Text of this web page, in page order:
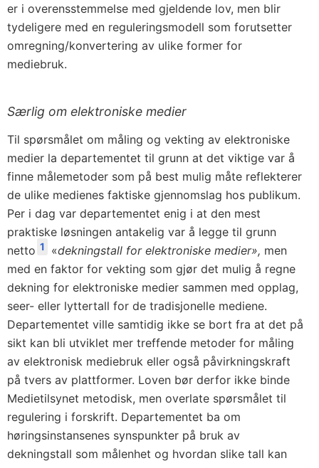
er i overensstemmelse med gjeldende lov, men blir
tydeligere med en reguleringsmodell som forutsetter
omregning/konvertering av ulike former for
mediebruk.
Særlig om elektroniske medier
Til spørsmålet om måling og vekting av elektroniske
medier la departementet til grunn at det viktige var å
finne målemetoder som på best mulig måte reflekterer
de ulike medienes faktiske gjennomslag hos publikum.
Per i dag var departementet enig i at den mest
praktiske løsningen antakelig var å legge til grunn
netto 1 «dekningstall for elektroniske medier», men
med en faktor for vekting som gjør det mulig å regne
dekning for elektroniske medier sammen med opplag,
seer- eller lyttertall for de tradisjonelle mediene.
Departementet ville samtidig ikke se bort fra at det på
sikt kan bli utviklet mer treffende metoder for måling
av elektronisk mediebruk eller også påvirkningskraft
på tvers av plattformer. Loven bør derfor ikke binde
Medietilsynet metodisk, men overlate spørsmålet til
regulering i forskrift. Departementet ba om
høringsinstansenes synspunkter på bruk av
dekningstall som målenhet og hvordan slike tall kan